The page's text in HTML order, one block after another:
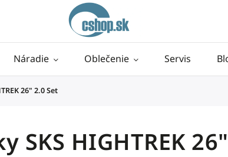
Náradie Oblečenie Servis
26" 2.0 Set
SKS HIGHTREK